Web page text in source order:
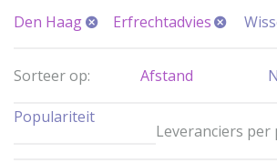
Den Haag Erfrechtadvies
Sorteer op: Afstand
Populariteit
Leveranciers per